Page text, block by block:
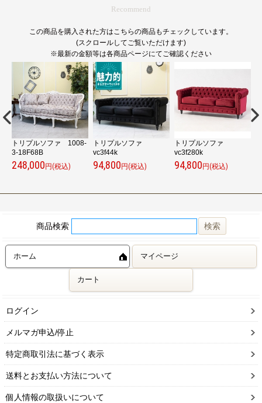
Recommend
この商品を購入された方はこちらの商品もチェックしています。
(スクロールしてご覧いただけます)
※最新の金額等は各商品ページにてご確認ください
トリプルソファ 1008-
3-18F68B
248,000円(税込)
トリプルソファ
vc3f44k
94,800円(税込)
トリプルソファ
vc3f280k
94,800円(税込)
商品検索
ホーム マイページ
カート
ログイン
メルマガ申込/停止
特定商取引法に基づく表示
送料とお支払い方法について
個人情報の取扱いについて